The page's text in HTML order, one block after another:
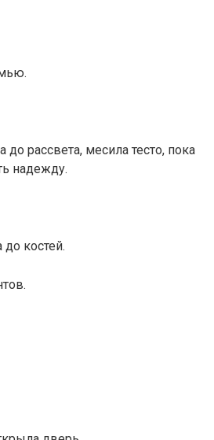
рассвета, месила тесто, пока
надежду.
до костей.